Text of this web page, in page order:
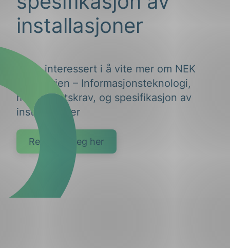
installasjoner
Er du interessert i å vite mer om NEK
700-serien – Informasjonsteknologi,
myndighetskrav, og spesifikasjon av
installasjoner
Registrer deg her